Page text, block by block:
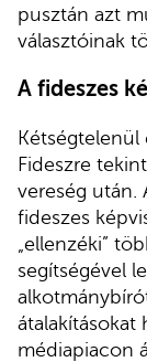
pusztán azt
választóinak
A fideszes
Kétségtelenül
Fideszre
vereség után.
fideszes
„ellenzéki”
segítségével
átalakításokat
médiapiacon